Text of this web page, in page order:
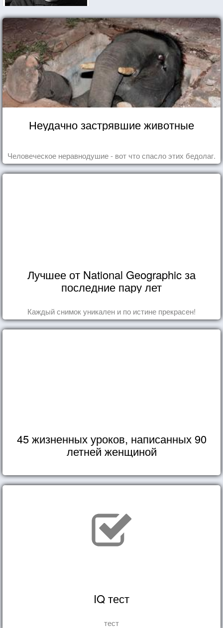
Неудачно застрявшие животные
Человеческое неравнодушие - вот что спасло этих бедолаг.
Лучшее от National Geographic за
последние пару лет
Каждый снимок уникален и по истине прекрасен!
45 жизненных уроков, написанных 90
летней женщиной
IQ тест
тест